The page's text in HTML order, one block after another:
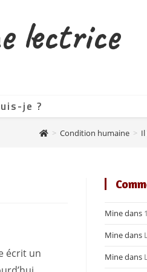
lectrice
je ?
> Condition humaine >
écrit un
Minedans
Minedans
Minedans